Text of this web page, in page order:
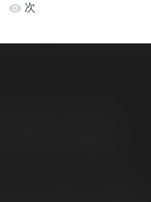
次